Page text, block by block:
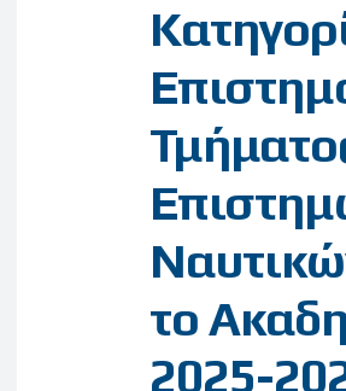
το
2025-